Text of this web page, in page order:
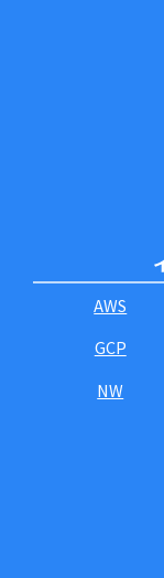
AWS
GCP
NW